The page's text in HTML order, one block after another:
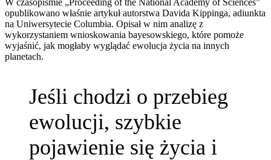
W czasopiśmie „Proceeding of the National Academy of Sciences”
opublikowano właśnie artykuł autorstwa Davida Kippinga, adiunkta
na Uniwersytecie Columbia. Opisał w nim analizę z
wykorzystaniem wnioskowania bayesowskiego, które pomoże
wyjaśnić, jak mogłaby wyglądać ewolucja życia na innych
planetach.
Jeśli chodzi o przebieg
ewolucji, szybkie
pojawienie się życia i